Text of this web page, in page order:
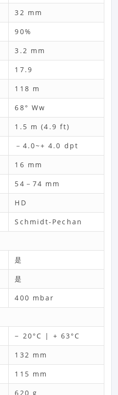
32 mm
90%
3.2 mm
17.9
118 m
68° Ww
1.5 m (4.9 ft)
－4.0~+ 4.0 dpt
16 mm
54－74 mm
HD
Schmidt-Pechan
是
是
400 mbar
− 20°C | + 63°C
132 mm
115 mm
620 g